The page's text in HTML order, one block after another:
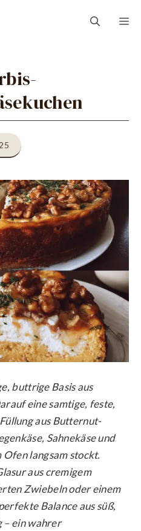
buttrige Basis aus
eine samtige, feste,
aus Butternut-
Sahnekäse und
langsam stockt.
aus cremigem
Zwiebeln oder einem
Balance aus süß,
– ein wahrer